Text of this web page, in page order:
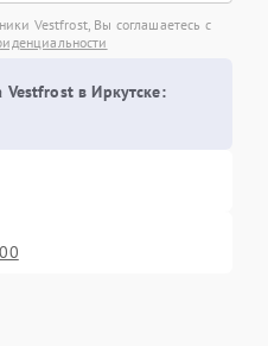
Vestfrost, Вы соглашаетесь с
Vestfrost в Иркутске: